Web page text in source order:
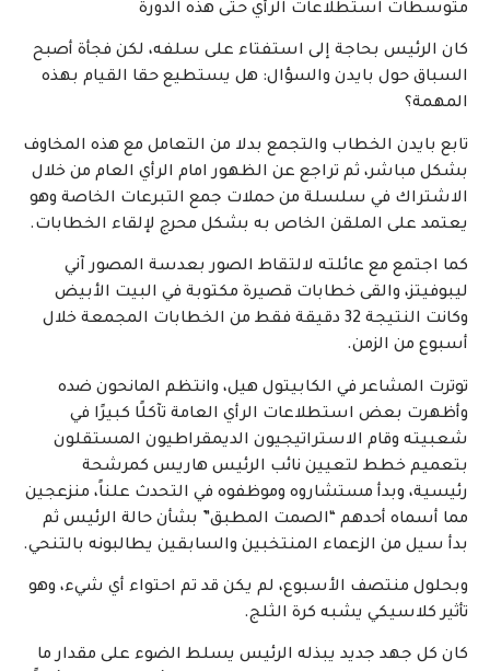
متوسطات استطلاعات الرأي حتى هذه الدورة
كان الرئيس بحاجة إلى استفتاء على سلفه، لكن فجأة أصبح
السباق حول بايدن والسؤال: هل يستطيع حقا القيام بهذه
المهمة؟
تابع بايدن الخطاب والتجمع بدلا من التعامل مع هذه المخاوف
بشكل مباشر، ثم تراجع عن الظهور امام الرأي العام من خلال
الاشتراك في سلسلة من حملات جمع التبرعات الخاصة وهو
يعتمد على الملقن الخاص به بشكل محرج لإلقاء الخطابات.
كما اجتمع مع عائلته لالتقاط الصور بعدسة المصور آني
ليبوفيتز، والقى خطابات قصيرة مكتوبة في البيت الأبيض
وكانت النتيجة 32 دقيقة فقط من الخطابات المجمعة خلال
أسبوع من الزمن.
توترت المشاعر في الكابيتول هيل، وانتظم المانحون ضده
وأظهرت بعض استطلاعات الرأي العامة تآكلًا كبيرًا في
شعبيته وقام الاستراتيجيون الديمقراطيون المستقلون
بتعميم خطط لتعيين نائب الرئيس هاريس كمرشحة
رئيسية، وبدأ مستشاروه وموظفوه في التحدث علناً، منزعجين
مما أسماه أحدهم “الصمت المطبق” بشأن حالة الرئيس ثم
بدأ سيل من الزعماء المنتخبين والسابقين يطالبونه بالتنحي.
وبحلول منتصف الأسبوع، لم يكن قد تم احتواء أي شيء، وهو
تأثير كلاسيكي يشبه كرة الثلج.
كان كل جهد جديد يبذله الرئيس يسلط الضوء على مقدار ما